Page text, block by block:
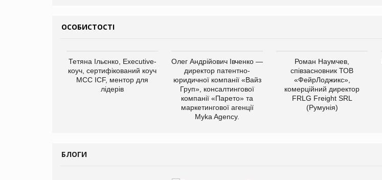
ОСОБИСТОСТІ
Тетяна Ільєнко, Executive-
коуч, сертифікований коуч
МСС ICF, ментор для
лідерів
Олег Андрійович Івченко —
директор патентно-
юридичної компанії «Вайз
Груп», консалтингової
компанії «Парето» та
маркетингової агенції
Myka Agency.
Роман Наумчев,
співзасновник ТОВ
«ФейрЛоджикс»,
комерційний директор
FRLG Freight SRL
(Румунія)
БЛОГИ